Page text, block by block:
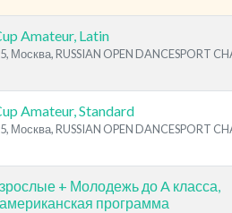
Amateur, Latin
Москва, RUSSIAN OPEN DANCESPORT
Amateur, Standard
Москва, RUSSIAN OPEN DANCESPORT
+ Молодежь до A класса,
программа